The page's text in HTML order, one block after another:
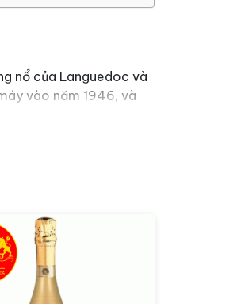
nổ của Languedoc và
vào năm 1946, và
và được thế
phần làm phong